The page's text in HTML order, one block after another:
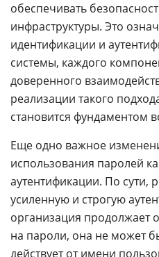
обеспечивать
инфраструктуры. Это
идентификации и
системы, каждого
доверенного
реализации такого
становится фундаментом
Еще одно важное
использования паролей
аутентификации. По сути,
усиленную и строгую
организация продолжает
на пароли, она не может
действует от имени